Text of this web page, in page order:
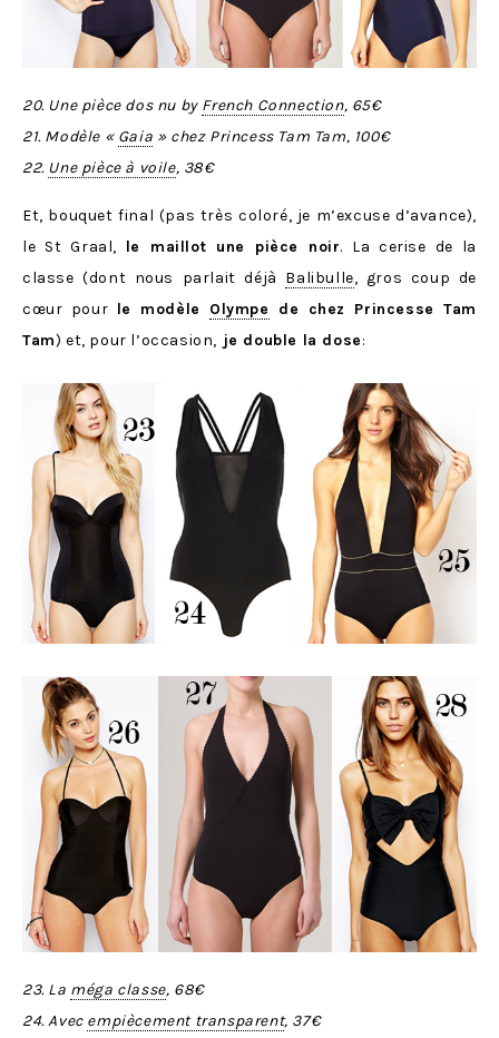
20. Une pièce dos nu by French Connection, 65€
21. Modèle « Gaia » chez Princess Tam Tam, 100€
22. Une pièce à voile, 38€
Et, bouquet final (pas très coloré, je m’excuse d’avance),
le St Graal, le maillot une pièce noir. La cerise de la
classe (dont nous parlait déjà Balibulle, gros coup de
cœur pour le modèle Olympe
de chez Princesse Tam
Tam) et, pour l’occasion, je double la dose:
23. La méga classe, 68€
24. Avec empiècement transparent, 37€